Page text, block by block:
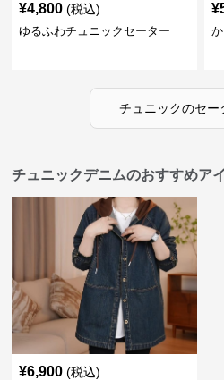
¥4,800 (税込)
ゆるふわチュニックセーター
¥
チュニックのセー
チュニックデニムのおすすめア
¥6,900 (税込)